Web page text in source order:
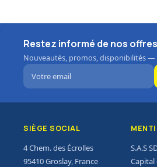
Restez informé de nos
Nouveautés, promos, disponibilités
SIÈGE SOCIAL
4 Chem. des Écrolles
95410 Groslay, France
S.A.S
Capital